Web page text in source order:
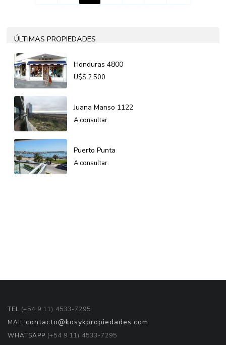
ÚLTIMAS PROPIEDADES
Honduras 4800
U$S 2.500
Juana Manso 1122
A consultar.
Puerto Punta
A consultar.
TEL (+54 9 11) 4533-7295
MAIL contacto@kosykpropiedades.com
WHATSAPP (+54 9 11) 4533-7295